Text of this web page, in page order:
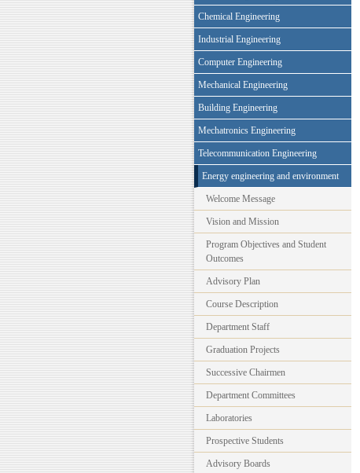
Chemical Engineering
Industrial Engineering
Computer Engineering
Mechanical Engineering
Building Engineering
Mechatronics Engineering
Telecommunication Engineering
Energy engineering and environment
Welcome Message
Vision and Mission
Program Objectives and Student
Outcomes
Advisory Plan
Course Description
Department Staff
Graduation Projects
Successive Chairmen
Department Committees
Laboratories
Prospective Students
Advisory Boards